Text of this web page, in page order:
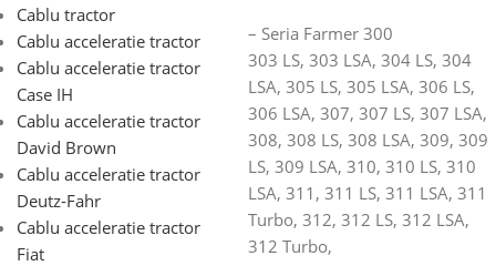
Cablu tractor
Cablu acceleratie tractor
Cablu acceleratie tractor
Case IH
Cablu acceleratie tractor
David Brown
Cablu acceleratie tractor
Deutz-Fahr
Cablu acceleratie tractor
Fiat
– Seria Farmer 300
303 LS, 303 LSA, 304 LS, 304
LSA, 305 LS, 305 LSA, 306 LS,
306 LSA, 307, 307 LS, 307 LSA,
308, 308 LS, 308 LSA, 309, 309
LS, 309 LSA, 310, 310 LS, 310
LSA, 311, 311 LS, 311 LSA, 311
Turbo, 312, 312 LS, 312 LSA,
312 Turbo,